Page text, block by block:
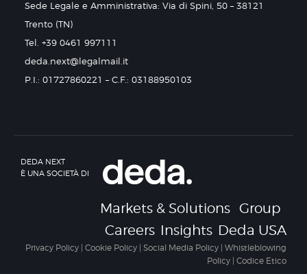
Sede Legale e Amministrativa: Via di Spini, 50 – 38121
Trento (TN)
Tel. +39 0461 997111
deda.next@legalmail.it
P.I.: 01727860221 – C.F.: 03188950103
DEDA NEXT
È UNA SOCIETÀ DI
Markets & Solutions Group
Careers Insights Deda USA
Privacy Policy Cookie Policy Social Media Policy Whistleblowing
Policy Codice Etico